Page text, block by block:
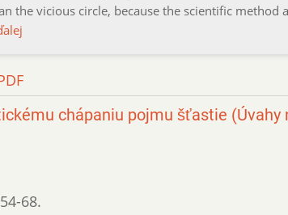
the vicious circle, because the scientific method
chápaniu pojmu šťastie (Úvahy
54-68.